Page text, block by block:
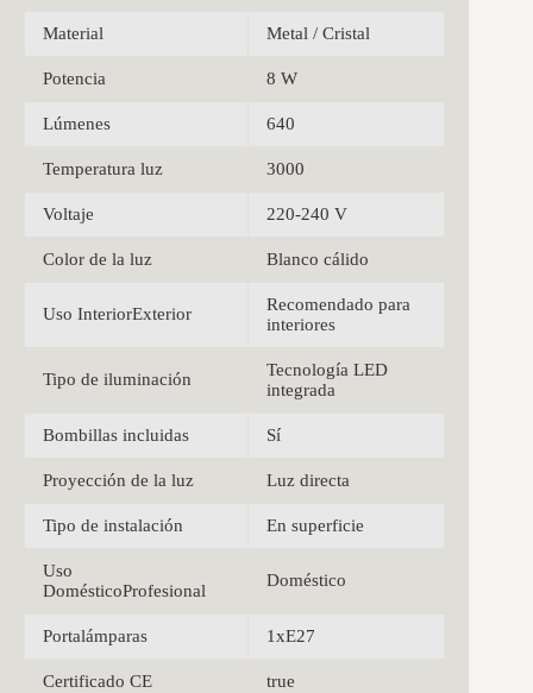
Material Metal / Cristal
Potencia 8 W
Lúmenes 640
Temperatura luz 3000
Voltaje 220-240 V
Color de la luz Blanco cálido
Uso InteriorExterior
Recomendado para
interiores
Tipo de iluminación
Tecnología LED
integrada
Bombillas incluidas Sí
Proyección de la luz Luz directa
Tipo de instalación En superficie
Uso
DomésticoProfesional
Doméstico
Portalámparas 1xE27
Certificado CE true